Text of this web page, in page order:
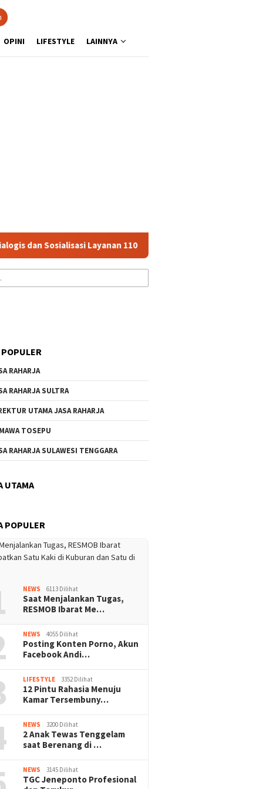
OPINI LIFESTYLE LAINNYA
Layanan 110 Jasa Raharja Serahkan Santunan
RAHARJA
RAHARJA SULTRA
UTAMA JASA RAHARJA
TOSEPU
RAHARJA SULAWESI TENGGARA
UTAMA
POPULER
NEWS 6113 Dilihat
Saat Menjalankan Tugas,
RESMOB Ibarat Me…
NEWS 4055 Dilihat
Posting Konten Porno, Akun
Facebook Andi…
LIFESTYLE 3352 Dilihat
12 Pintu Rahasia Menuju
Kamar Tersembuny…
NEWS 3200 Dilihat
2 Anak Tewas Tenggelam
saat Berenang di …
NEWS 3145 Dilihat
TGC Jeneponto Profesional